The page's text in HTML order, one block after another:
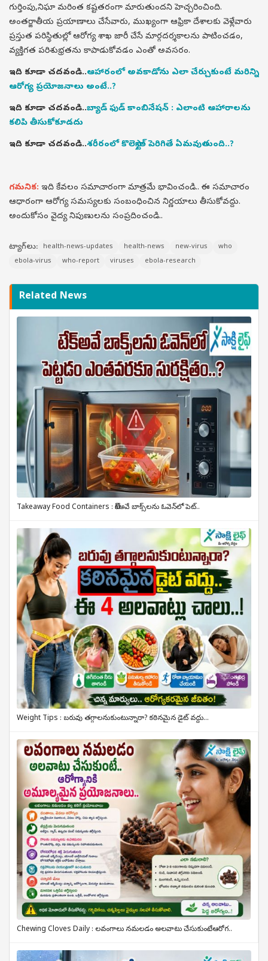
గుర్తింపు,నిఘా మరింత కష్టతరంగా మారుతుందని హెచ్చరించింది.
అంతర్జాతీయ ప్రయాణాలు చేసేవారు, ముఖ్యంగా ఆఫ్రికా దేశాలకు వెళ్లేవారు
ప్రస్తుత పరిస్థితుల్లో ఆరోగ్య శాఖ జారీ చేసే మార్గదర్శకాలను పాటించడం,
వ్యక్తిగత పరిశుభ్రతను కాపాడుకోవడం ఎంతో అవసరం.
ఇది కూడా చదవండి..ఆహారంలో అవకాడోను ఎలా చేర్చుకుంటే మరిన్ని
ఆరోగ్య ప్రయోజనాలు అంటే..?
ఇది కూడా చదవండి..బ్యాడ్ ఫుడ్ కాంబినేషన్ : ఎలాంటి ఆహారాలను
కలిపి తీసుకోకూడదు
ఇది కూడా చదవండి..శరీరంలో కొలెస్ట్రాల్ పెరిగితే ఏమవుతుంది..?
గమనిక: ఇది కేవలం సమాచారంగా మాత్రమే భావించండి.. ఈ సమాచారం
ఆధారంగా ఆరోగ్య సమస్యలకు సంబంధించిన నిర్ణయాలు తీసుకోవద్దు.
అందుకోసం వైద్య నిపుణులను సంప్రదించండి..
ట్యాగ్‌లు: health-news-updates health-news new-virus
who
ebola-virus
who-report viruses ebola-research
Related News
Takeaway Food Containers : టేక్‌అవే బాక్స్‌లను ఓవెన్‌లో పెట్..
Weight Tips : బరువు తగ్గాలనుకుంటున్నారా? కఠినమైన డైట్ వద్దు...
Chewing Cloves Daily : లవంగాలు నమలడం అలవాటు చేసుకుంటే.. ఆరోగ..